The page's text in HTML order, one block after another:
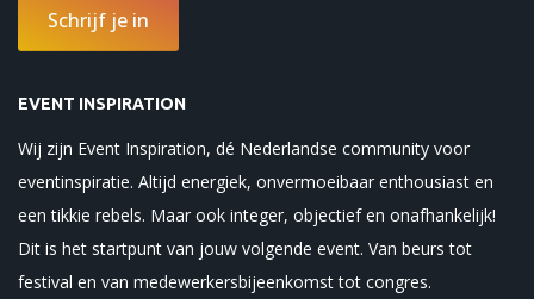
Schrijf je in
EVENT INSPIRATION
Wij zijn Event Inspiration, dé Nederlandse community voor
eventinspiratie. Altijd energiek, onvermoeibaar enthousiast en
een tikkie rebels. Maar ook integer, objectief en onafhankelijk!
Dit is het startpunt van jouw volgende event. Van beurs tot
festival en van medewerkersbijeenkomst tot congres.